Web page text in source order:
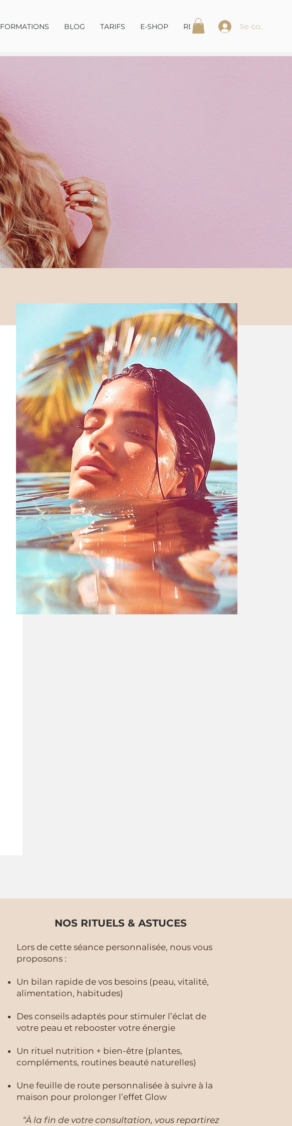
FORMATIONS BLOG TARIFS E-SHOP RDV Se connecter
NATUROPATHIE
NOS RITUELS & ASTUCES​​
Lors de cette séance personnalisée, nous vous
proposons :
Un bilan rapide de vos besoins (peau, vitalité,
alimentation, habitudes)
Des conseils adaptés pour stimuler l’éclat de
votre peau et rebooster votre énergie
Un rituel nutrition + bien-être (plantes,
compléments, routines beauté naturelles)
Une feuille de route personnalisée à suivre à la
maison pour prolonger l’effet Glow
“À la fin de votre consultation, vous repartirez